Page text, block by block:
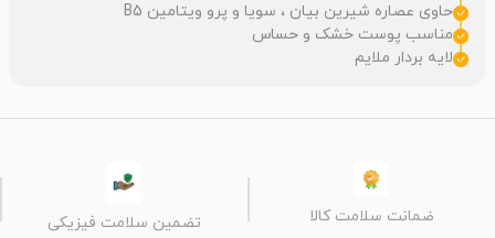
حاوی عصاره شیرین بیان ، سویا و پرو ویتامین B5
مناسب پوست خشک و حساس
لایه بردار ملایم
ضمانت سلامت کالا تضمین سلامت فیزیکی